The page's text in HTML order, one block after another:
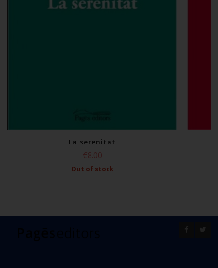
La serenitat
€8.00
Out of stock